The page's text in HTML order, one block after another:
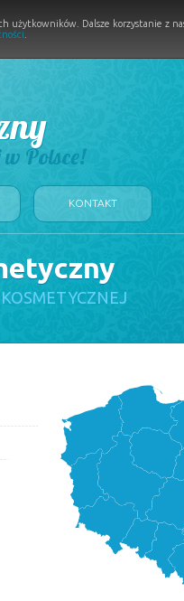
Polsce!
KONTAKT
użytkowników. Dalsze korzystanie z